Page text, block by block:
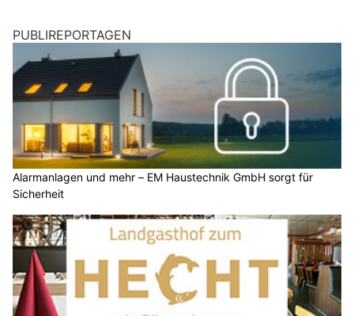
PUBLIREPORTAGEN
Alarmanlagen und mehr – EM Haustechnik GmbH sorgt für
Sicherheit